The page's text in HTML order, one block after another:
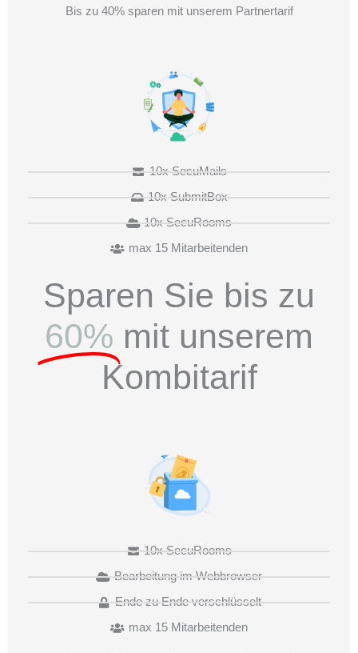
Bis zu 40% sparen mit unserem Partnertarif
10x SecuMails
10x SubmitBox
10x SecuRooms
max 15 Mitarbeitenden
Sparen Sie bis zu
60% mit unserem
Kombitarif
10x SecuRooms
Bearbeitung im Webbrowser
Ende zu Ende verschlüsselt
max 15 Mitarbeitenden